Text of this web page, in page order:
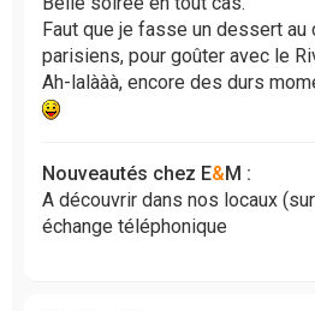
Faut que je fasse un dessert au
parisiens, pour goûter avec le
Ah-lalààà, encore des durs
Nouveautés chez E&M :
A découvrir dans nos locaux
échange téléphonique